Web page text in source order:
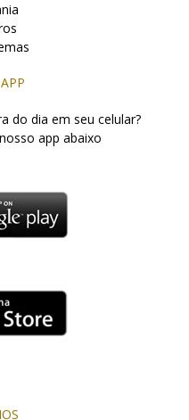
do dia em seu celular?
app abaixo